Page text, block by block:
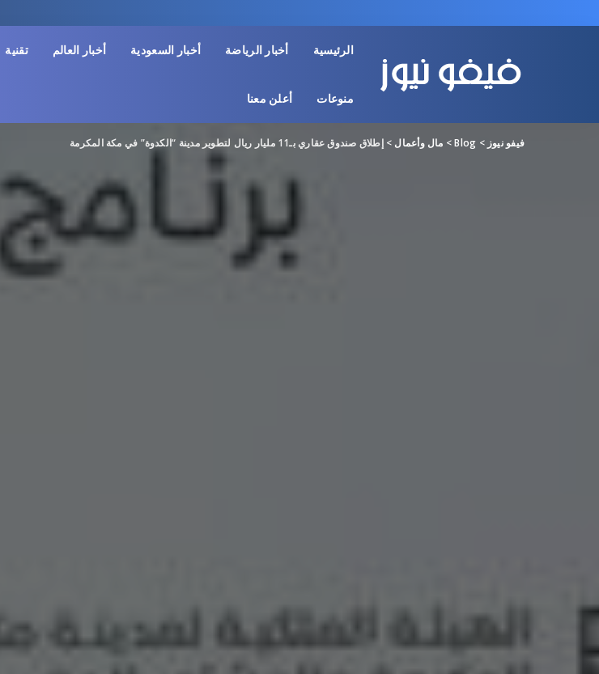
الرئيسية أخبار الرياضة أخبار السعودية أخبار العالم تقنية
منوعات أعلن معنا
فيفو نيوز >
Blog
> مال وأعمال >إطلاق صندوق عقاري بـ11 مليار ريال لتطوير مدينة “الكدوة” في مكة المكرمة